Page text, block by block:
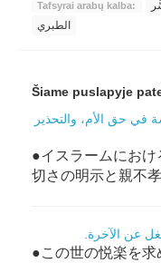
Tafsyrai arabų kalba:
الطبري
Šiame puslapyje
في حق الأم، والتحذير
●イスラームにお
切さの明示と親不
عن الآخرة.
●この世の悦楽を